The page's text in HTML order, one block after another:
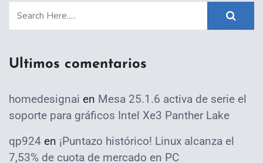
Ultimos comentarios
homedesignai en Mesa 25.1.6 activa de serie el
soporte para gráficos Intel Xe3 Panther Lake
qp924 en ¡Puntazo histórico! Linux alcanza el
7,53% de cuota de mercado en PC